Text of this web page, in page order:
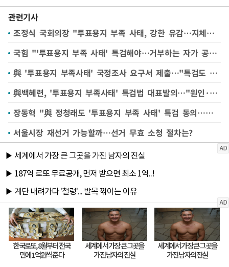
관련기사
조정식 국회의장 "투표용지 부족 사태, 강한 유감…지체없이 국정조사 추진"
국힘 "'투표용지 부족 사태' 특검해야…거부하는 자가 공범"(종합)
與 '투표용지 부족사태' 국정조사 요구서 제출…"특검도 검토"(종합)
與백혜련, '투표용지 부족사태' 특검법 대표발의…"원인·책임 규명해야"
장동혁 "與 정청래도 '투표용지 부족 사태' 특검 동의…국민 참정권 피해 심각"
서울시장 재선거 가능할까…선거 무효 소청 절차는?